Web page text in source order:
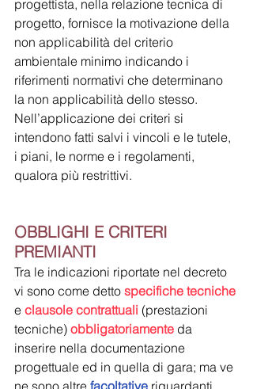
progettista, nella relazione tecnica di
progetto, fornisce la motivazione della
non applicabilità del criterio
ambientale minimo indicando i
riferimenti normativi che determinano
la non applicabilità dello stesso.
Nell’applicazione dei criteri si
intendono fatti salvi i vincoli e le tutele,
i piani, le norme e i regolamenti,
qualora più restrittivi.
OBBLIGHI E CRITERI
PREMIANTI
Tra le indicazioni riportate nel decreto
vi sono come detto specifiche tecniche
e clausole contrattuali (prestazioni
tecniche) obbligatoriamente da
inserire nella documentazione
progettuale ed in quella di gara; ma ve